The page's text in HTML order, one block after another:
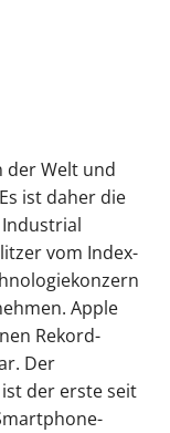
der Welt und
ist daher die
vom Index-
Apple
Rekord-
Der
der erste seit